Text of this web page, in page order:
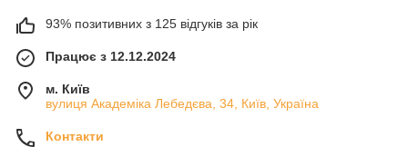
93% позитивних з 125 відгуків за рік
Працює з 12.12.2024
м. Київ
вулиця Академіка Лебедєва, 34, Київ, Україна
Контакти